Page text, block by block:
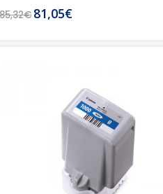
85,32€81,05€